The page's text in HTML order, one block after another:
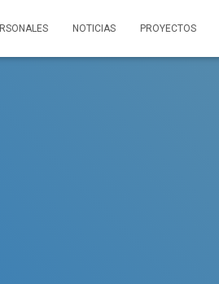
NOTICIAS PROYECTOS